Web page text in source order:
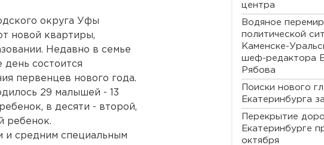
округа Уфы
новой квартиры,
Недавно в семье
состоится
первенцев нового года.
29 малышей - 13
в десяти - второй,
ребенок.
и средним специальным
центра
Водяное
политической
Каменске-
шеф-редактора
Рябова
Поиски нового
Екатеринбурга
Перекрытие
Екатеринбурге
октября